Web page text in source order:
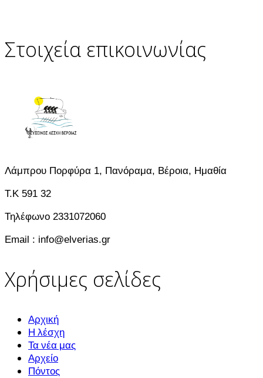
Στοιχεία επικοινωνίας
Λάμπρου Πορφύρα 1, Πανόραμα, Βέροια, Ημαθία
T.K 591 32
Τηλέφωνο 2331072060
Email : info@elverias.gr
Χρήσιμες σελίδες
Αρχική
Η λέσχη
Τα νέα μας
Αρχείο
Πόντος